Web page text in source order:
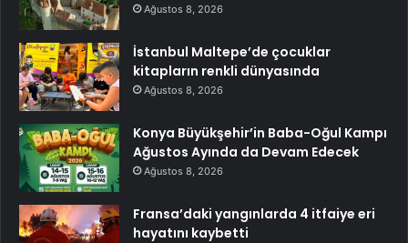
Ağustos 8, 2026
İstanbul Maltepe’de çocuklar
kitapların renkli dünyasında
Ağustos 8, 2026
Konya Büyükşehir’in Baba-Oğul Kampı
Ağustos Ayında da Devam Edecek
Ağustos 8, 2026
Fransa’daki yangınlarda 4 itfaiye eri
hayatını kaybetti